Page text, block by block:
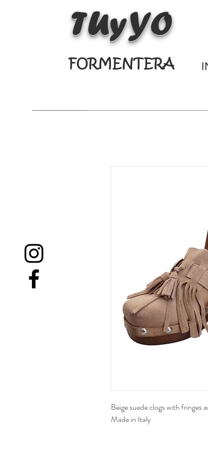
TUyYO
FORMENTERA
Beige suede clogs with fringes
Made in Italy